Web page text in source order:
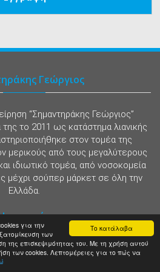
Το κατάλαβα
για την
των
της επισκεψιμότητας του. Με τη χρήση αυτού
των cookies. Λεπτομέρειες για το πώς να
Γεώργιος
“Σημαντηράκης Γεώργιος”
της το 2011 ως κατάστημα λιανικής
στον τομέα της
μερικούς από τους μεγαλύτερους
ιδιωτικό τομέα, από νοσοκομεία
μέχρι σούπερ μάρκετ σε όλη την
Ελλάδα.
εταιρεία
Οροι Χρήσης